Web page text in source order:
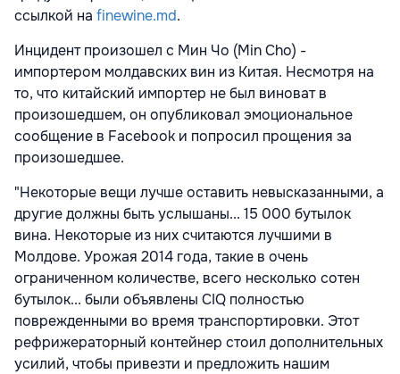
ссылкой на finewine.md.
Инцидент произошел с Мин Чо (Min Cho) -
импортером молдавских вин из Китая. Несмотря на
то, что китайский импортер не был виноват в
произошедшем, он опубликовал эмоциональное
сообщение в Facebook и попросил прощения за
произошедшее.
"Некоторые вещи лучше оставить невысказанными, а
другие должны быть услышаны... 15 000 бутылок
вина. Некоторые из них считаются лучшими в
Молдове. Урожая 2014 года, такие в очень
ограниченном количестве, всего несколько сотен
бутылок... были объявлены CIQ полностью
поврежденными во время транспортировки. Этот
рефрижераторный контейнер стоил дополнительных
усилий, чтобы привезти и предложить нашим